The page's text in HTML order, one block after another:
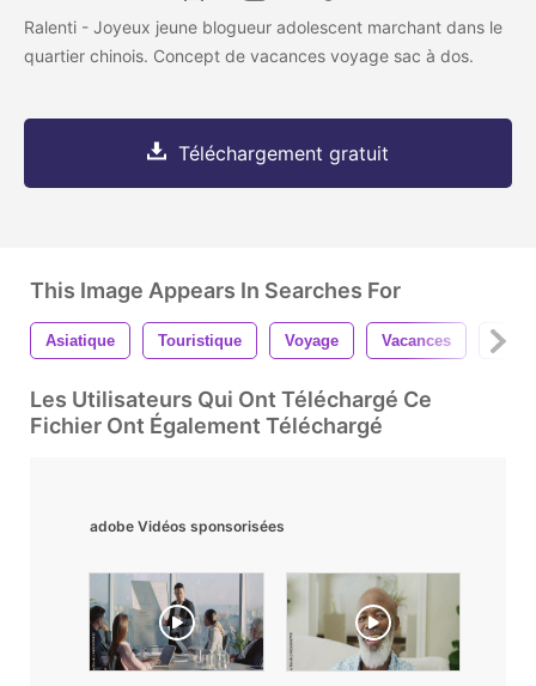
Ralenti - Joyeux jeune blogueur adolescent marchant dans le
quartier chinois. Concept de vacances voyage sac à dos.
Téléchargement gratuit
This Image Appears In Searches For
Asiatique Touristique Voyage Vacances
Les Utilisateurs Qui Ont Téléchargé Ce
Fichier Ont Également Téléchargé
adobe Vidéos sponsorisées